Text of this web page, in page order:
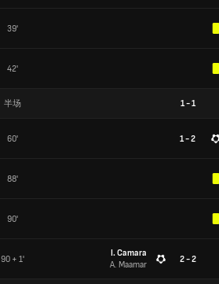
39'
42'
半场 1-1
60' 1 - 2
88'
90'
90 + 1'
I. Camara
A. Maamar
2 - 2